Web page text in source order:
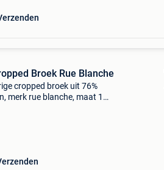
Broek Rue Blanche
cropped broek uit 76%
merk rue blanche, maat 1